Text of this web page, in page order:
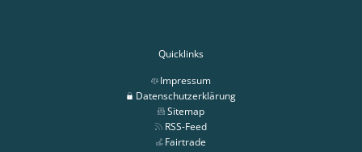
Quicklinks
Impressum
Datenschutzerklärung
Sitemap
RSS-Feed
Fairtrade